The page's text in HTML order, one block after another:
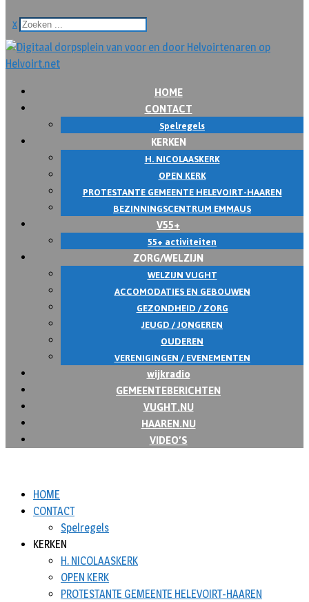
x
HOME
CONTACT
Spelregels
KERKEN
H. NICOLAASKERK
OPEN KERK
PROTESTANTE GEMEENTE HELEVOIRT-HAAREN
BEZINNINGSCENTRUM EMMAUS
V55+
55+ activiteiten
ZORG/WELZIJN
WELZIJN VUGHT
ACCOMODATIES EN GEBOUWEN
GEZONDHEID / ZORG
JEUGD / JONGEREN
OUDEREN
VERENIGINGEN / EVENEMENTEN
wijkradio
GEMEENTEBERICHTEN
VUGHT.NU
HAAREN.NU
VIDEO’S
HOME
CONTACT
Spelregels
KERKEN
H. NICOLAASKERK
OPEN KERK
PROTESTANTE GEMEENTE HELEVOIRT-HAAREN